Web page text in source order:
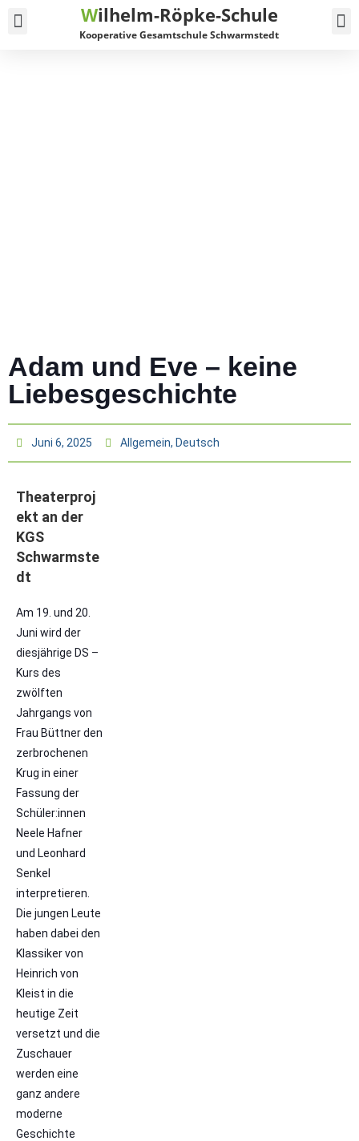
Wilhelm-Röpke-Schule
Kooperative Gesamtschule Schwarmstedt
Adam und Eve – keine
Liebesgeschichte
Juni 6, 2025 Allgemein, Deutsch
Theaterproj
ekt an der
KGS
Schwarmste
dt
Am 19. und 20.
Juni wird der
diesjährige DS –
Kurs des
zwölften
Jahrgangs von
Frau Büttner den
zerbrochenen
Krug in einer
Fassung der
Schüler:innen
Neele Hafner
und Leonhard
Senkel
interpretieren.
Die jungen Leute
haben dabei den
Klassiker von
Heinrich von
Kleist in die
heutige Zeit
versetzt und die
Zuschauer
werden eine
ganz andere
moderne
Geschichte